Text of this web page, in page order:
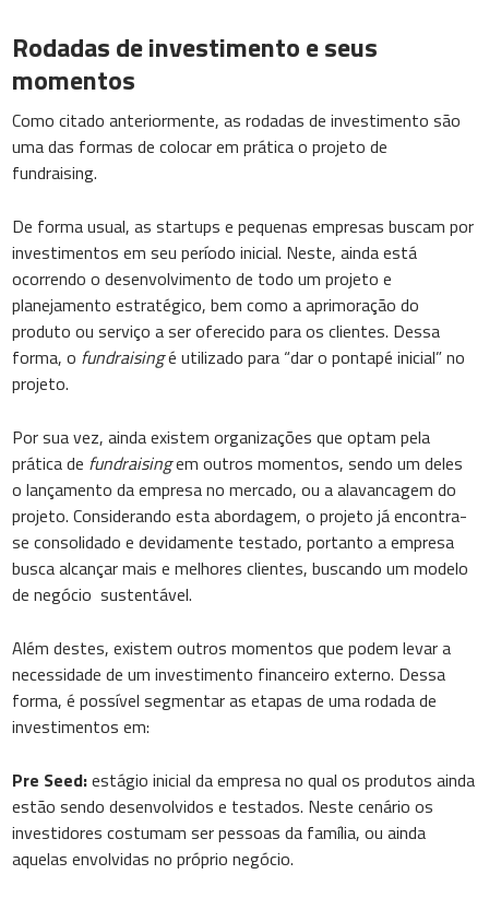
Rodadas de investimento e seus
momentos
Como citado anteriormente, as rodadas de investimento são
uma das formas de colocar em prática o projeto de
fundraising.
De forma usual, as startups e pequenas empresas buscam por
investimentos em seu período inicial. Neste, ainda está
ocorrendo o desenvolvimento de todo um projeto e
planejamento estratégico, bem como a aprimoração do
produto ou serviço a ser oferecido para os clientes. Dessa
forma, o fundraisingé utilizado para “dar o pontapé inicial” no
projeto.
Por sua vez, ainda existem organizações que optam pela
prática de fundraisingem outros momentos, sendo um deles
o lançamento da empresa no mercado, ou a alavancagem do
projeto. Considerando esta abordagem, o projeto já encontra-
se consolidado e devidamente testado, portanto a empresa
busca alcançar mais e melhores clientes, buscando um modelo
de negócio sustentável.
Além destes, existem outros momentos que podem levar a
necessidade de um investimento financeiro externo. Dessa
forma, é possível segmentar as etapas de uma rodada de
investimentos em:
Pre Seed:estágio inicial da empresa no qual os produtos ainda
estão sendo desenvolvidos e testados. Neste cenário os
investidores costumam ser pessoas da família, ou ainda
aquelas envolvidas no próprio negócio.